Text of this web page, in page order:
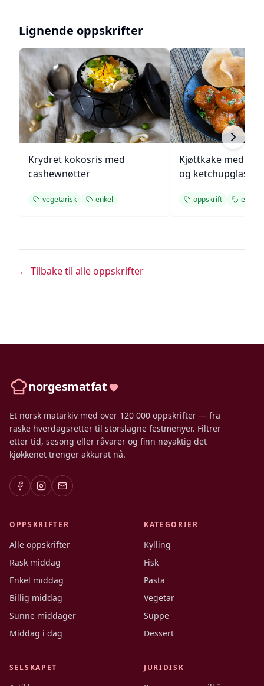
Lignende oppskrifter
Krydret kokosris med
cashewnøtter
vegetarisk enkel
Kjøttkake med
og ketchupglasur
oppskrift enkel
← Tilbake til alle oppskrifter
norgesmatfat
Et norsk matarkiv med over 120 000 oppskrifter — fra
raske hverdagsretter til storslagne festmenyer. Filtrer
etter tid, sesong eller råvarer og finn nøyaktig det
kjøkkenet trenger akkurat nå.
OPPSKRIFTER
Alle oppskrifter
Rask middag
Enkel middag
Billig middag
Sunne middager
Middag i dag
KATEGORIER
Kylling
Fisk
Pasta
Vegetar
Suppe
Dessert
SELSKAPET JURIDISK